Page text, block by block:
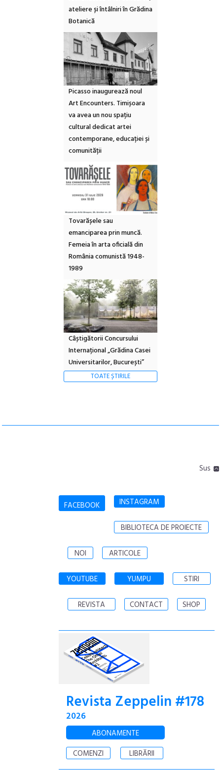
ateliere și întâlniri în Grădina
Botanică
Picasso inaugurează noul
Art Encounters. Timișoara
va avea un nou spațiu
cultural dedicat artei
contemporane, educației și
comunității
Tovarășele sau
emanciparea prin muncă.
Femeia în arta oficială din
România comunistă 1948-
1989
Câștigătorii Concursului
Internațional „Grădina Casei
Universitarilor, București”
TOATE ȘTIRILE
Sus
FACEBOOK INSTAGRAM
BIBLIOTECA DE PROIECTE
NOI ARTICOLE
YOUTUBE YUMPU STIRI
REVISTA CONTACT SHOP
Revista Zeppelin #178
2026
ABONAMENTE
COMENZI
LIBRĂRII